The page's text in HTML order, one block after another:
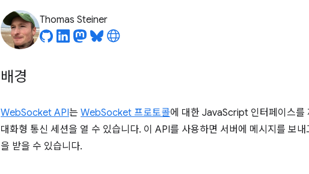
Thomas Steiner
배경
WebSocket API는 WebSocket 프로토콜에 대한 JavaScript 인터페이스를
대화형 통신 세션을 열 수 있습니다. 이 API를 사용하면 서버에 메시지를 보
을 받을 수 있습니다.